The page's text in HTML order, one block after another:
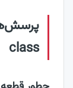
class